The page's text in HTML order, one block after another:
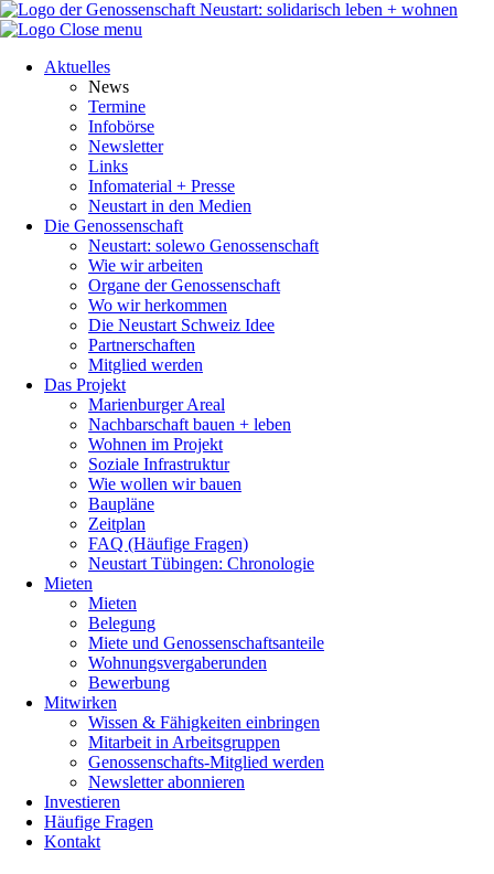
Close menu
Aktuelles
News
Termine
Infobörse
Newsletter
Links
Infomaterial + Presse
Neustart in den Medien
Die Genossenschaft
Neustart: solewo Genossenschaft
Wie wir arbeiten
Organe der Genossenschaft
Wo wir herkommen
Die Neustart Schweiz Idee
Partnerschaften
Mitglied werden
Das Projekt
Marienburger Areal
Nachbarschaft bauen + leben
Wohnen im Projekt
Soziale Infrastruktur
Wie wollen wir bauen
Baupläne
Zeitplan
FAQ (Häufige Fragen)
Neustart Tübingen: Chronologie
Mieten
Mieten
Belegung
Miete und Genossenschaftsanteile
Wohnungsvergaberunden
Bewerbung
Mitwirken
Wissen & Fähigkeiten einbringen
Mitarbeit in Arbeitsgruppen
Genossenschafts-Mitglied werden
Newsletter abonnieren
Investieren
Häufige Fragen
Kontakt